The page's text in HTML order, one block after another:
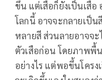
ขึ้น แต่เสือก็ยังเป็นเสือ
โลกนี้ อาจจะกลายเป็
หลายสี ส่วนลายอาจจะ
ตัวเสือก่อน โดยภาพพื้
อย่างไร แต่พอขึ้นโครง